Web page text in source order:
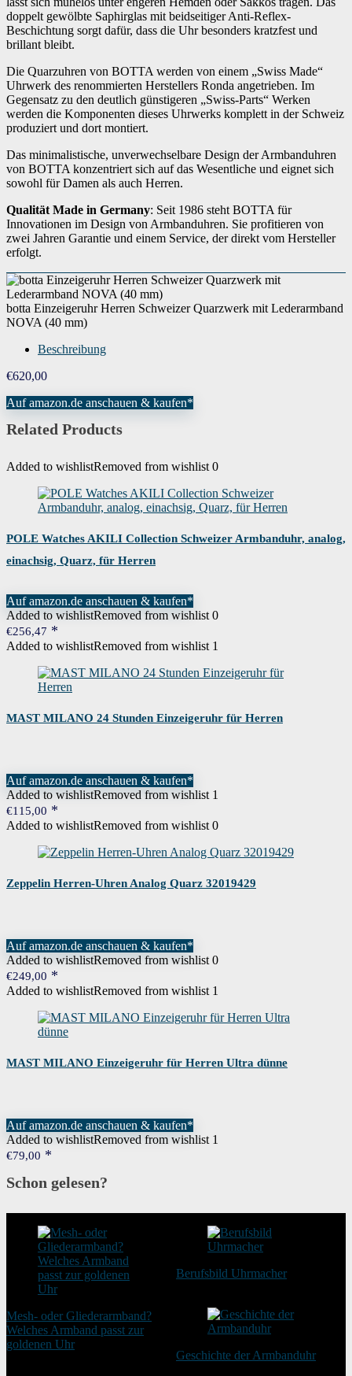
doppelt gewölbte Saphirglas mit beidseitiger Anti-Reflex-
Beschichtung sorgt dafür, dass die Uhr besonders kratzfest und
brillant bleibt.
Die Quarzuhren von BOTTA werden von einem „Swiss Made“
Uhrwerk des renommierten Herstellers Ronda angetrieben. Im
Gegensatz zu den deutlich günstigeren „Swiss-Parts“ Werken
werden die Komponenten dieses Uhrwerks komplett in der Schweiz
produziert und dort montiert.
Das minimalistische, unverwechselbare Design der Armbanduhren
von BOTTA konzentriert sich auf das Wesentliche und eignet sich
sowohl für Damen als auch Herren.
Qualität Made in Germany: Seit 1986 steht BOTTA für
Innovationen im Design von Armbanduhren. Sie profitieren von
zwei Jahren Garantie und einem Service, der direkt vom Hersteller
erfolgt.
botta Einzeigeruhr Herren Schweizer Quarzwerk mit Lederarmband
NOVA (40 mm)
Beschreibung
€620,00
Auf amazon.de anschauen & kaufen*
Related Products
Added to wishlistRemoved from wishlist 0
POLE Watches AKILI Collection Schweizer Armbanduhr, analog,
einachsig, Quarz, für Herren
Auf amazon.de anschauen & kaufen*
Added to wishlistRemoved from wishlist 0
€256,47
Added to wishlistRemoved from wishlist 1
MAST MILANO 24 Stunden Einzeigeruhr für Herren
Auf amazon.de anschauen & kaufen*
Added to wishlistRemoved from wishlist 1
€115,00
Added to wishlistRemoved from wishlist 0
Zeppelin Herren-Uhren Analog Quarz 32019429
Auf amazon.de anschauen & kaufen*
Added to wishlistRemoved from wishlist 0
€249,00
Added to wishlistRemoved from wishlist 1
MAST MILANO Einzeigeruhr für Herren Ultra dünne
Auf amazon.de anschauen & kaufen*
Added to wishlistRemoved from wishlist 1
€79,00
Schon gelesen?
Mesh- oder Gliederarmband?
Welches Armband passt zur
goldenen Uhr
Berufsbild Uhrmacher
Geschichte der Armbanduhr